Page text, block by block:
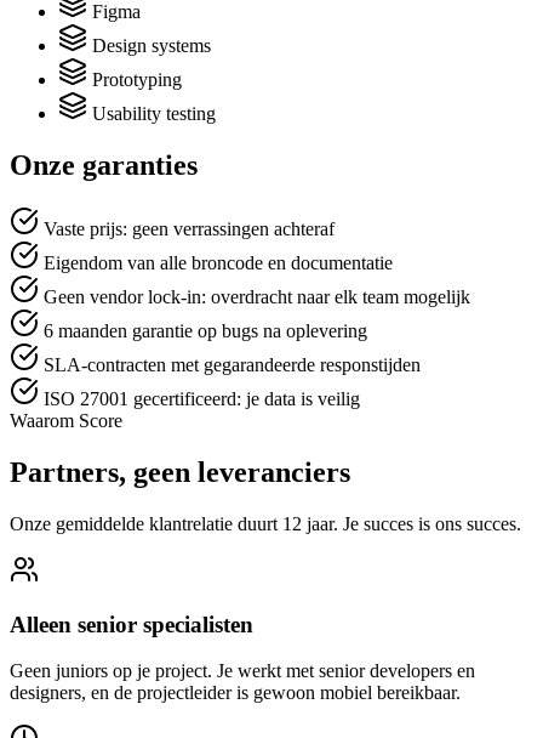
Figma
Design systems
Prototyping
Usability testing
Onze garanties
Vaste prijs: geen verrassingen achteraf
Eigendom van alle broncode en documentatie
Geen vendor lock-in: overdracht naar elk team mogelijk
6 maanden garantie op bugs na oplevering
SLA-contracten met gegarandeerde responstijden
ISO 27001 gecertificeerd: je data is veilig
Waarom Score
Partners, geen leveranciers
Onze gemiddelde klantrelatie duurt 12 jaar. Je succes is ons succes.
Alleen senior specialisten
Geen juniors op je project. Je werkt met senior developers en
designers, en de projectleider is gewoon mobiel bereikbaar.